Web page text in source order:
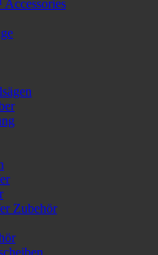
Zubehör